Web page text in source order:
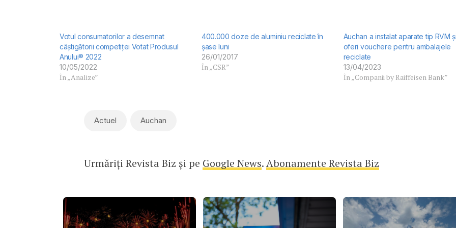
Votul consumatorilor a desemnat
câştigătorii competiţei Votat Produsul
Anului® 2022
10/05/2022
În „Analize”
400.000 doze de aluminiu reciclate în
șase luni
26/01/2017
În „CSR”
Auchan a instalat aparate tip RVM
oferi vouchere pentru ambalajele
reciclate
13/04/2023
În „Companii by Raiffeisen Bank”
Actuel Auchan
Urmăriți Revista Biz și pe Google News.Abonamente Revista Biz